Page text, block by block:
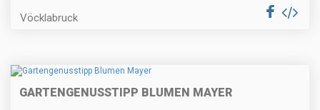
Vöcklabruck
GARTENGENUSSTIPP BLUMEN MAYER